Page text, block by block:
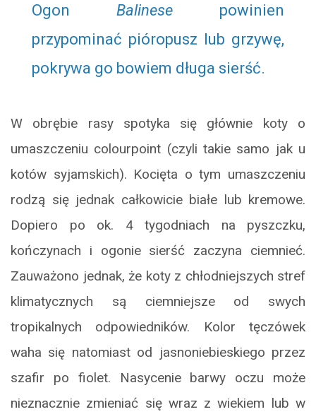
Ogon Balinese powinien
przypominać pióropusz lub grzywę,
pokrywa go bowiem długa sierść.
W obrębie rasy spotyka się głównie koty o
umaszczeniu colourpoint (czyli takie samo jak u
kotów syjamskich). Kocięta o tym umaszczeniu
rodzą się jednak całkowicie białe lub kremowe.
Dopiero po ok. 4 tygodniach na pyszczku,
kończynach i ogonie sierść zaczyna ciemnieć.
Zauważono jednak, że koty z chłodniejszych stref
klimatycznych są ciemniejsze od swych
tropikalnych odpowiedników. Kolor tęczówek
waha się natomiast od jasnoniebieskiego przez
szafir po fiolet. Nasycenie barwy oczu może
nieznacznie zmieniać się wraz z wiekiem lub w